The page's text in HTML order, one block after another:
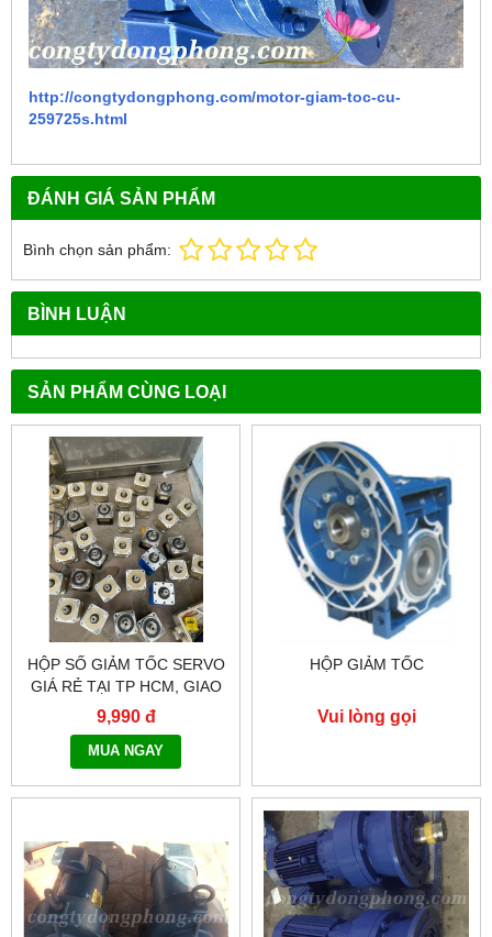
http://congtydongphong.com/motor-giam-toc-cu-
259725s.html
ĐÁNH GIÁ SẢN PHẨM
Bình chọn sản phẩm:
BÌNH LUẬN
SẢN PHẨM CÙNG LOẠI
HỘP SỐ GIẢM TỐC SERVO
GIÁ RẺ TẠI TP HCM, GIAO
HÀNG TOÀN QUỐC NHANH
CHÓNG - 0917.882.099
9,990 đ
MUA NGAY
HỘP GIẢM TỐC
Vui lòng gọi